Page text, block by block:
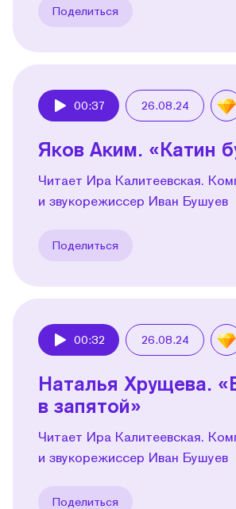
Поделиться
00:37 26.08.24
Яков Аким. «Катин
Читает Ира Калитеевская.
и звукорежиссер Иван Бушуев
Поделиться
00:32 26.08.24
Наталья Хрущева.
в запятой»
Читает Ира Калитеевская.
и звукорежиссер Иван Бушуев
Поделиться